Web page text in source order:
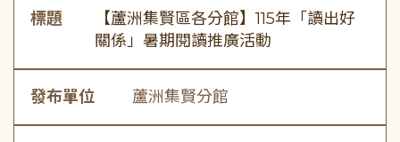
標題
【蘆洲集賢區各分館】115年「讀出好
關係」暑期閱讀推廣活動
發布單位 蘆洲集賢分館